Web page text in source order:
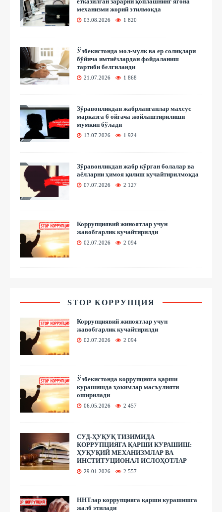
механизми жорий этилмоқда
03.08.2026 1 820
Ўзбекистонда мол-мулк ва ер солиқлари
бўйича имтиёзлардан фойдаланиш
тартиби белгиланди
21.07.2026 1 868
Зўравонликдан жабрланганлар махсус
марказга 6 ойгача жойлаштирилиши
мумкин бўлади
13.07.2026 1 924
Зўравонликдан жабр кўрган болалар ва
аёлларни ҳимоя қилиш кучайтирилмоқда
07.07.2026 2 127
Коррупциявий жиноятлар учун
жавобгарлик кучайтирилди
02.07.2026 2 094
STOP КОРРУПЦИЯ
Коррупциявий жиноятлар учун
жавобгарлик кучайтирилди
02.07.2026 2 094
Ўзбекистонда коррупцияга қарши
курашишда ҳокимлар масъулияти
оширилади
06.05.2026 2 457
СУД-ҲУҚУҚ ТИЗИМИДА
КОРРУПЦИЯГА ҚАРШИ КУРАШИШ:
ҲУҚУҚИЙ МЕХАНИЗМЛАР ВА
ИНСТИТУЦИОНАЛ ИСЛОҲОТЛАР
29.01.2026 2 557
ННТлар коррупцияга қарши курашишга
жалб этилади